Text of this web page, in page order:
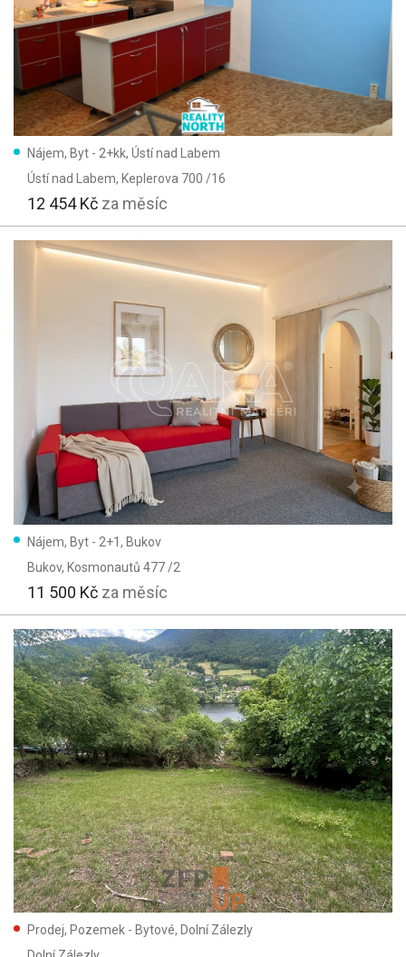
Nájem, Byt - 2+kk, Ústí nad Labem
Ústí nad Labem, Keplerova 700 /16
12 454 Kč za měsíc
Nájem, Byt - 2+1, Bukov
Bukov, Kosmonautů 477 /2
11 500 Kč za měsíc
Prodej, Pozemek - Bytové, Dolní Zálezly